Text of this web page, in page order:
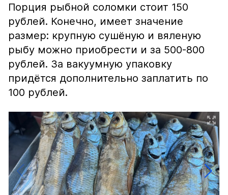
Порция рыбной соломки стоит 150
рублей. Конечно, имеет значение
размер: крупную сушёную и вяленую
рыбу можно приобрести и за 500-800
рублей. За вакуумную упаковку
придётся дополнительно заплатить по
100 рублей.